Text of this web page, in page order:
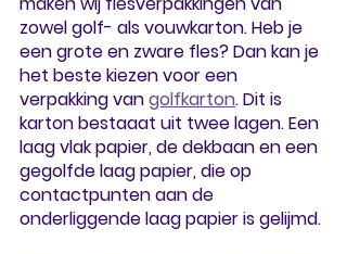
zowel golf- als vouwkarton. Heb je
een grote en zware fles? Dan kan je
het beste kiezen voor een
verpakking van golfkarton. Dit is
karton bestaaat uit twee lagen. Een
laag vlak papier, de dekbaan en een
gegolfde laag papier, die op
contactpunten aan de
onderliggende laag papier is gelijmd.